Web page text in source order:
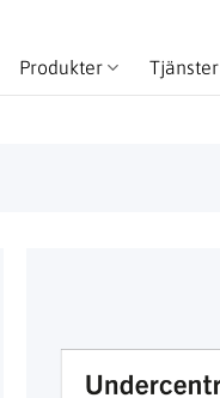
Produkter Tjänster